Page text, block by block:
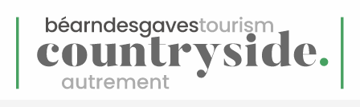
Menu
Homepage La Guilde des Peintres